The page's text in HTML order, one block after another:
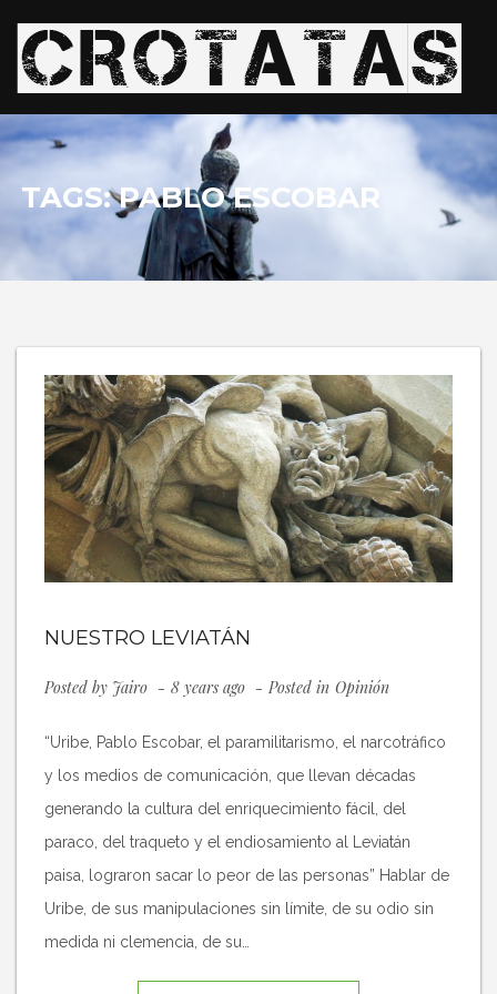
TAGS: PABLO ESCOBAR
NUESTRO LEVIATÁN
Posted by Jairo 8 years ago Posted in Opinión
“Uribe, Pablo Escobar, el paramilitarismo, el narcotráfico
y los medios de comunicación, que llevan décadas
generando la cultura del enriquecimiento fácil, del
paraco, del traqueto y el endiosamiento al Leviatán
paisa, lograron sacar lo peor de las personas” Hablar de
Uribe, de sus manipulaciones sin límite, de su odio sin
medida ni clemencia, de su…